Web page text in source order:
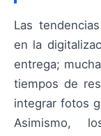
Las
en la
entrega;
tiempos de
integrar fotos
Asimismo,